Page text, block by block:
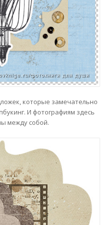
которые замечательно
И фотографиям здесь
между собой.